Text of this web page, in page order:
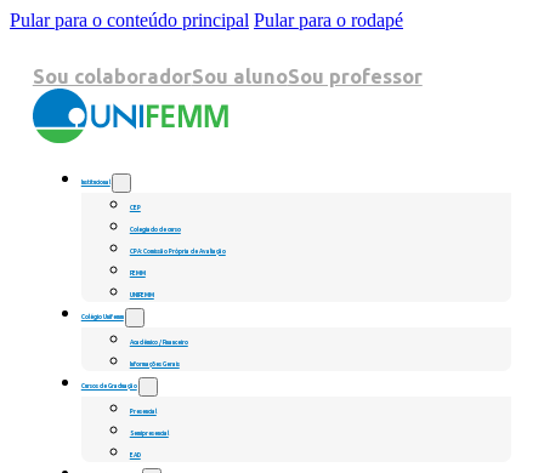
Pular para o conteúdo principal Pular para o rodapé
Sou colaboradorSou alunoSou professor
Institucional
CEP
Colegiado de curso
CPA: Comissão Própria de Avaliação
FEMM
UNIFEMM
Colégio Unifemm
Acadêmico / Financeiro
Informações Gerais
Cursos de Graduação
Presencial
Semipresencial
EAD